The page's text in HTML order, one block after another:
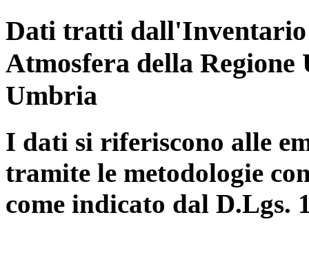
Dati tratti dall'Inventario
Atmosfera della
Umbria
I dati si riferiscono alle
tramite le metodologie
come indicato dal D.Lgs.